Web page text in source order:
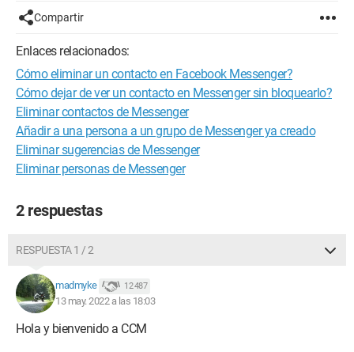
La versión de computadora y la aplicación de Messenger no
Tengo un Samsung Android.
Gracias
Configuración:Android / Chrome 101.0.4951.61
Compartir
Enlaces relacionados:
Cómo eliminar un contacto en Facebook Messenger?
Cómo dejar de ver un contacto en Messenger sin bloquearlo?
Eliminar contactos de Messenger
Añadir a una persona a un grupo de Messenger ya creado
Eliminar sugerencias de Messenger
Eliminar personas de Messenger
2 respuestas
RESPUESTA 1 / 2
madmyke 12 487
13 may. 2022 a las 18:03
Hola y bienvenido a CCM